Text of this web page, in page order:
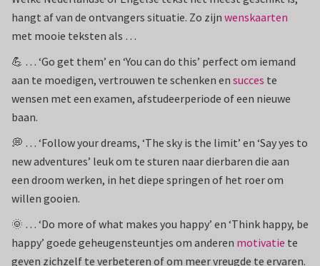
hangt af van de ontvangers situatie. Zo zijn wenskaarten
met mooie teksten als …
💪 … ‘Go get them’ en ‘You can do this’ perfect om iemand
aan te moedigen, vertrouwen te schenken en succes te
wensen met een examen, afstudeerperiode of een nieuwe
baan.
💭 … ‘Follow your dreams, ‘The sky is the limit’ en ‘Say yes to
new adventures’ leuk om te sturen naar dierbaren die aan
een droom werken, in het diepe springen of het roer om
willen gooien.
🌞 … ‘Do more of what makes you happy’ en ‘Think happy, be
happy’ goede geheugensteuntjes om anderen motivatie te
geven zichzelf te verbeteren of om meer vreugde te ervaren.